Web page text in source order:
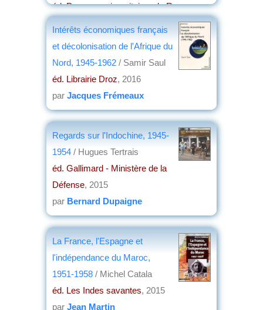
éd. Presses universitaires de Rennes,
Intérêts économiques français
et décolonisation de l'Afrique du
Nord, 1945-1962 / Samir Saul
éd. Librairie Droz, 2016
par Jacques Frémeaux
Regards sur l'Indochine, 1945-
1954 / Hugues Tertrais
éd. Gallimard - Ministère de la
Défense, 2015
par Bernard Dupaigne
La France, l'Espagne et
l'indépendance du Maroc,
1951-1958 / Michel Catala
éd. Les Indes savantes, 2015
par Jean Martin